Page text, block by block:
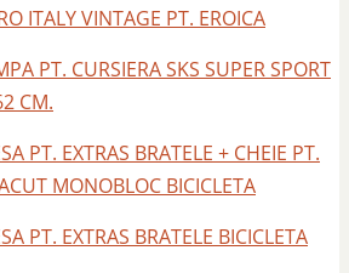
ITALY VINTAGE PT. EROICA
PT. CURSIERA SKS SUPER SPORT
CM.
PT. EXTRAS BRATELE + CHEIE PT.
MONOBLOC BICICLETA
PT. EXTRAS BRATELE BICICLETA